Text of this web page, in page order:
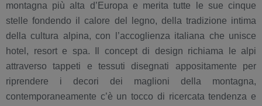
montagna più alta d’Europa e merita tutte le sue cinque
stelle fondendo il calore del legno, della tradizione intima
della cultura alpina, con l’accoglienza italiana che unisce
hotel, resort e spa. Il concept di design richiama le alpi
attraverso tappeti e tessuti disegnati appositamente per
riprendere i decori dei maglioni della montagna,
contemporaneamente c’è un tocco di ricercata tendenza e